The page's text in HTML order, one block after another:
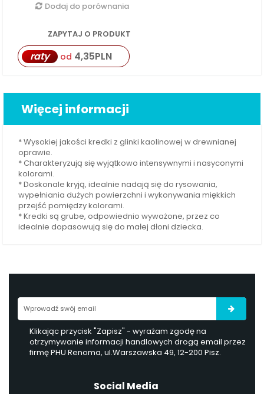
Dodaj do porównania
ZAPYTAJ O PRODUKT
raty od 4,35PLN
Więcej informacji
* Wysokiej jakości kredki z glinki kaolinowej w drewnianej
oprawie.
* Charakteryzują się wyjątkowo intensywnymi i nasyconymi
kolorami.
* Doskonale kryją, idealnie nadają się do rysowania,
wypełniania dużych powierzchni i wykonywania miękkich
przejść pomiędzy kolorami.
* Kredki są grube, odpowiednio wyważone, przez co
idealnie dopasowują się do małej dłoni dziecka.
Klikając przycisk "Zapisz" - wyrażam zgodę na
otrzymywanie informacji handlowych drogą email przez
firmę PHU Renoma, ul.Warszawska 49, 12-200 Pisz.
Social Media